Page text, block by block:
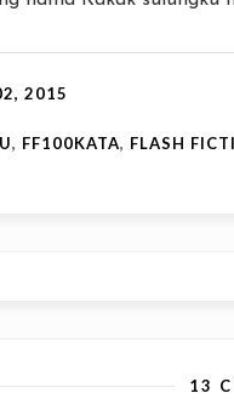
2015
, FF100KATA, FLASH
13